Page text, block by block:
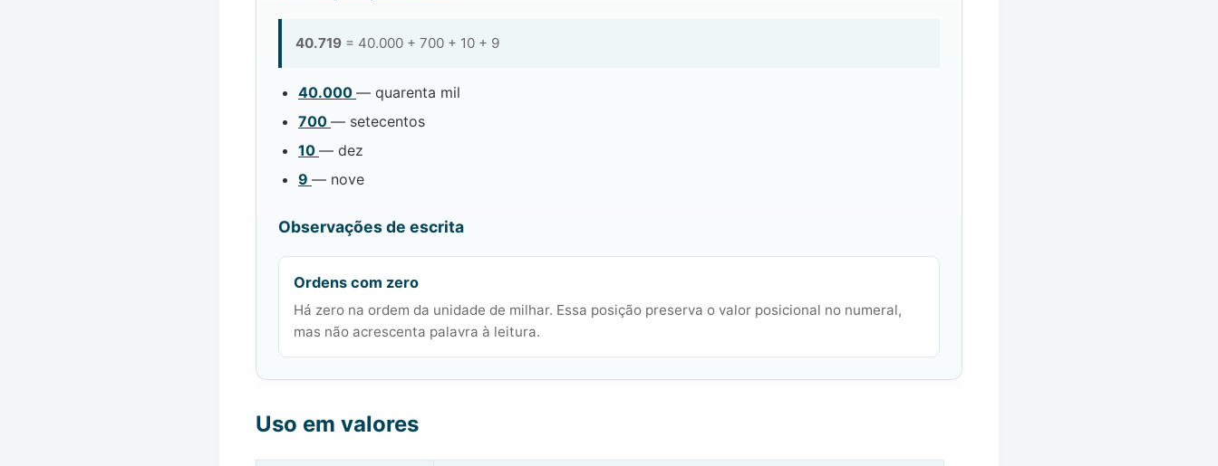
40.719 = 40.000 + 700 + 10 + 9
40.000 — quarenta mil
700 — setecentos
10 — dez
9 — nove
Observações de escrita
Ordens com zero
Há zero na ordem da unidade de milhar. Essa posição preserva o valor posicional no numeral,
mas não acrescenta palavra à leitura.
Uso em valores